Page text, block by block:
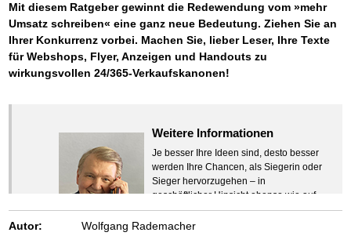
Mit diesem Ratgeber gewinnt die Redewendung vom »mehr
Umsatz schreiben« eine ganz neue Bedeutung. Ziehen Sie an
Ihrer Konkurrenz vorbei. Machen Sie, lieber Leser, Ihre Texte
für Webshops, Flyer, Anzeigen und Handouts zu
wirkungsvollen 24/365-Verkaufskanonen!
Weitere Informationen
Je besser Ihre Ideen sind, desto besser
werden Ihre Chancen, als Siegerin oder
Sieger hervorzugehen – in
geschäftlicher Hinsicht ebenso wie auf
beruflichem oder privatem Gebiet. Denn
eins ist todsicher:
Autor:
Wolfgang Rademacher